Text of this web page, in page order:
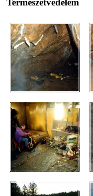
Természetvédelem